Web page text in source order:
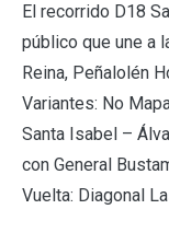
El recorrido D18
público que une a
Reina, Peñalolén
Variantes: No
Santa Isabel –
con General
Vuelta: Diagonal